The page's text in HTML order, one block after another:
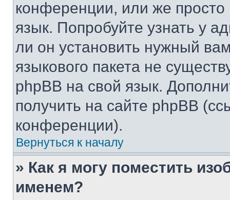
конференции, или же
язык. Попробуйте узнать у
ли он установить нужный
языкового пакета не
phpBB на свой язык.
получить на сайте phpBB
конференции).
Вернуться к началу
» Как я могу поместить
именем?